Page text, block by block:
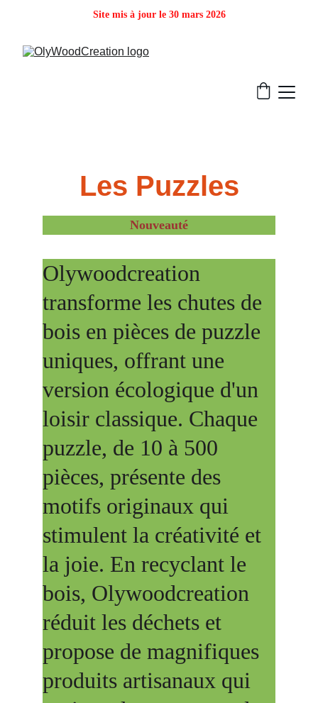
Site mis à jour le 30 mars 2026
Les Puzzles
Nouveauté
Olywoodcreation
transforme les chutes de
bois en pièces de puzzle
uniques, offrant une
version écologique d'un
loisir classique. Chaque
puzzle, de 10 à 500
pièces, présente des
motifs originaux qui
stimulent la créativité et
la joie. En recyclant le
bois, Olywoodcreation
réduit les déchets et
propose de magnifiques
produits artisanaux qui